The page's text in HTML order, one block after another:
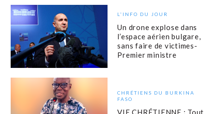
L'INFO DU JOUR
Un drone explose dans
l’espace aérien bulgare,
sans faire de victimes-
Premier ministre
CHRÉTIENS DU BURKINA
FASO
VIE CHRÉTIENNE : Tout